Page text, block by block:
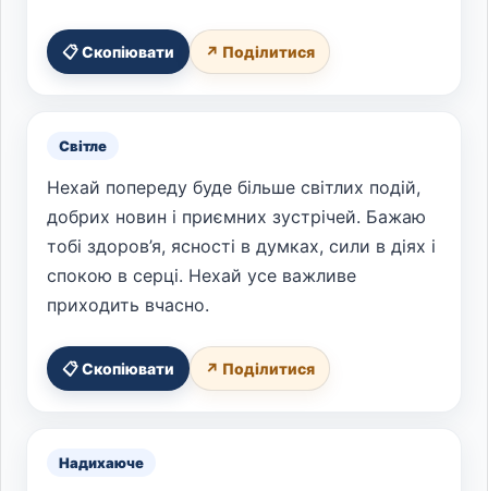
📋 Скопіювати ↗ Поділитися
Світле
Нехай попереду буде більше світлих подій,
добрих новин і приємних зустрічей. Бажаю
тобі здоров’я, ясності в думках, сили в діях і
спокою в серці. Нехай усе важливе
приходить вчасно.
📋 Скопіювати ↗ Поділитися
Надихаюче